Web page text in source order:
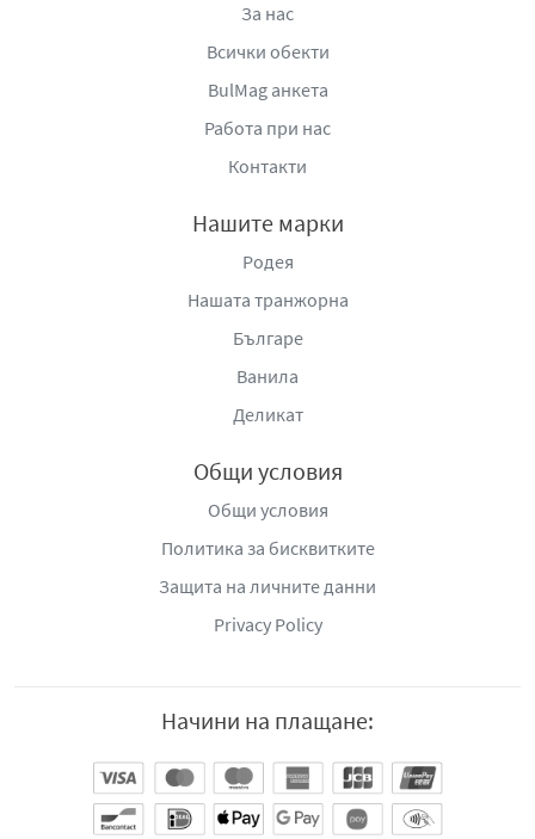
За нас
Всички обекти
BulMag анкета
Работа при нас
Контакти
Нашите марки
Родея
Нашата транжорна
Българе
Ванила
Деликат
Общи условия
Общи условия
Политика за бисквитките
Защита на личните данни
Privacy Policy
Начини на плащане: